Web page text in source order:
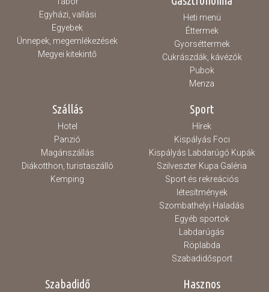
Egyházi, vallási
Egyebek
Ünnepek, megemlékezések
Megyei kitekintő
Heti menü
Éttermek
Gyorséttermek
Cukrászdák, kávézók
Pubok
Menza
Szállás
Hotel
Panzió
Magánszállás
Diákotthon, turistaszálló
Kemping
Sport
Hírek
Kispályás Foci
Kispályás Labdarúgó Kupák
Szilveszter Kupa Galéria
Sport és rekreációs
létesítmények
Szombathelyi Haladás
Egyéb sportok
Labdarúgás
Röplabda
Szabadidősport
Szabadidő Hasznos